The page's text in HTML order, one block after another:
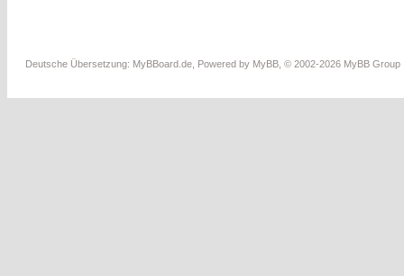
Deutsche Übersetzung: MyBBoard.de , Powered by MyBB , © 2002-2026 MyBB Group